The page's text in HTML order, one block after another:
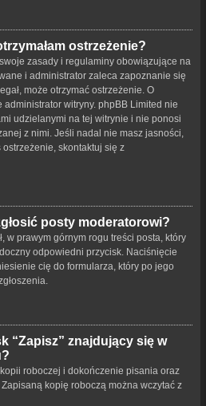
ostrzeżenie?
zasady i regulaminy obowiązujące na
i administrator zaleca zapoznanie się
może otrzymać ostrzeżenie. O
witryny. phpBB Limited nie
udzielanymi na tej witrynie i nie ponosi
z nimi. Jeśli nadal nie masz jasności,
ostrzeżenie, skontaktuj się z
posty moderatorowi?
w prawym górnym rogu treści posta, który
odpowiedni przycisk. Naciśnięcie
cię do formularza, który po jego
“Zapisz” znajdujący się w
roboczej i dokończenie pisania oraz
kopię roboczą można wczytać z